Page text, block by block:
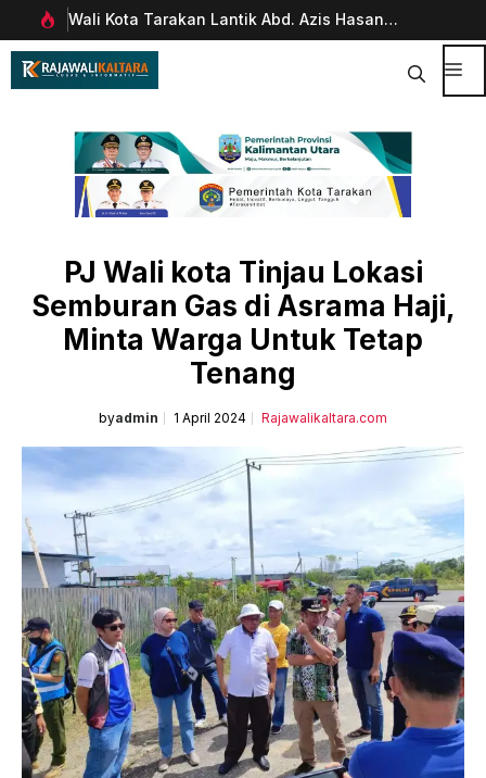
Langsung
ke
Wali Kota Tarakan Lantik Abd. Azis Hasan
sebagai Sekda
PJ Wali kota Tinjau Lokasi
Semburan Gas di Asrama Haji,
Minta Warga Untuk Tetap
Tenang
byadmin 1 April 2024 Rajawalikaltara.com